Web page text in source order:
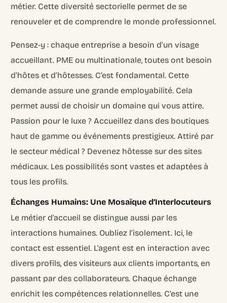
métier. Cette diversité sectorielle permet de se
renouveler et de comprendre le monde professionnel.
Pensez-y : chaque entreprise a besoin d’un visage
accueillant. PME ou multinationale, toutes ont besoin
d’hôtes et d’hôtesses. C’est fondamental. Cette
demande assure une grande employabilité. Cela
permet aussi de choisir un domaine qui vous attire.
Passion pour le luxe ? Accueillez dans des boutiques
haut de gamme ou événements prestigieux. Attiré par
le secteur médical ? Devenez hôtesse sur des sites
médicaux. Les possibilités sont vastes et adaptées à
tous les profils.
Échanges Humains: Une Mosaïque d’Interlocuteurs
Le métier d’accueil se distingue aussi par les
interactions humaines. Oubliez l’isolement. Ici, le
contact est essentiel. L’agent est en interaction avec
divers profils, des visiteurs aux clients importants, en
passant par des collaborateurs. Chaque échange
enrichit les compétences relationnelles. C’est une